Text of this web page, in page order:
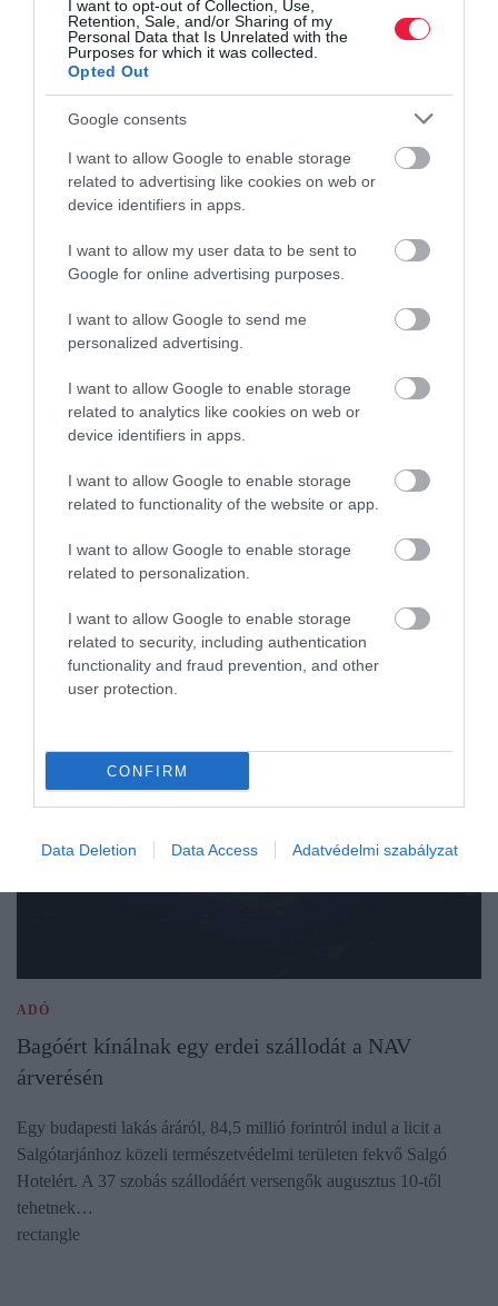
I want to opt-out of Collection, Use,
Retention, Sale, and/or Sharing of my
Personal Data that Is Unrelated with the
Purposes for which it was collected.
Opted Out
Google consents
I want to allow Google to enable storage
related to advertising like cookies on web or
device identifiers in apps.
I want to allow my user data to be sent to
Google for online advertising purposes.
I want to allow Google to send me
personalized advertising.
I want to allow Google to enable storage
related to analytics like cookies on web or
device identifiers in apps.
I want to allow Google to enable storage
related to functionality of the website or app.
I want to allow Google to enable storage
related to personalization.
I want to allow Google to enable storage
related to security, including authentication
functionality and fraud prevention, and other
user protection.
CONFIRM
Data Deletion Data Access Adatvédelmi szabályzat
KERESKEDELEM(X)
10 év alatt majdnem dupla annyit vásároltak online
a magyarok, mi lesz a bevásárlóközpontokkal?
Június végén elindultak a nyári leárazások az interneten, ami
vásárlások erősödése mellett a fizikai boltoknak be kell
bizonyítaniuk…
ADÓ
Bagóért kínálnak egy erdei szállodát a NAV
árverésén
Egy budapesti lakás áráról, 84,5 millió forintról indul a licit a
Salgótarjánhoz közeli természetvédelmi területen fekvő Salgó
Hotelért. A 37 szobás szállodáért versengők augusztus 10-től
tehetnek…
rectangle